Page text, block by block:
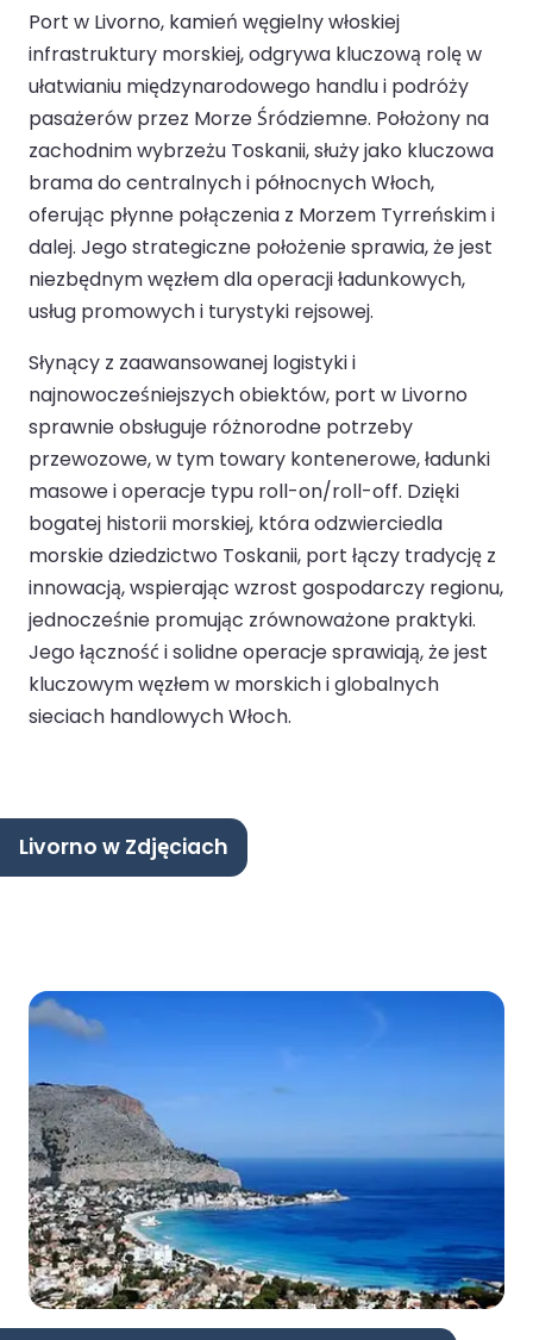
Port w Livorno, kamień węgielny włoskiej
infrastruktury morskiej, odgrywa kluczową rolę w
ułatwianiu międzynarodowego handlu i podróży
pasażerów przez Morze Śródziemne. Położony na
zachodnim wybrzeżu Toskanii, służy jako kluczowa
brama do centralnych i północnych Włoch,
oferując płynne połączenia z Morzem Tyrreńskim i
dalej. Jego strategiczne położenie sprawia, że jest
niezbędnym węzłem dla operacji ładunkowych,
usług promowych i turystyki rejsowej.
Słynący z zaawansowanej logistyki i
najnowocześniejszych obiektów, port w Livorno
sprawnie obsługuje różnorodne potrzeby
przewozowe, w tym towary kontenerowe, ładunki
masowe i operacje typu roll-on/roll-off. Dzięki
bogatej historii morskiej, która odzwierciedla
morskie dziedzictwo Toskanii, port łączy tradycję z
innowacją, wspierając wzrost gospodarczy regionu,
jednocześnie promując zrównoważone praktyki.
Jego łączność i solidne operacje sprawiają, że jest
kluczowym węzłem w morskich i globalnych
sieciach handlowych Włoch.
Livorno w Zdjęciach